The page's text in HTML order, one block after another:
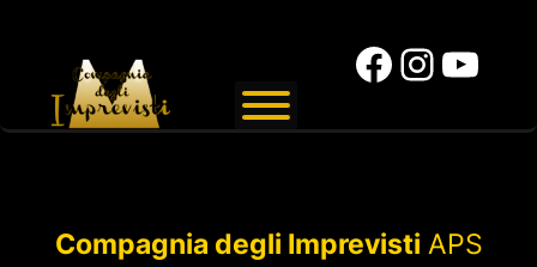
contenutoCompagnia degli Imprevisti APS